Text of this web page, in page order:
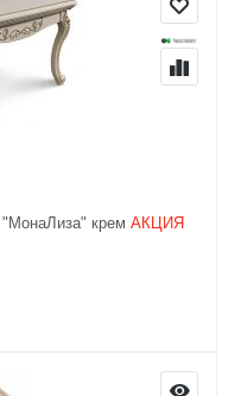
крем АКЦИЯ